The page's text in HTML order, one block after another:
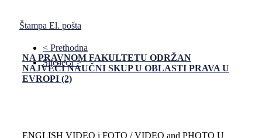
Štampa El. pošta
< Prethodna
Sljedeća >
NA PRAVNOM FAKULTETU ODRŽAN
NAJVEĆI NAUČNI SKUP U OBLASTI PRAVA U
EVROPI (2)
ENGLISH VIDEO i FOTO / VIDEO and PHOTO U